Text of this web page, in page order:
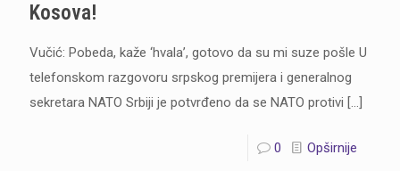
Kosova!
Vučić: Pobeda, kaže ‘hvala’, gotovo da su mi suze pošle U
telefonskom razgovoru srpskog premijera i generalnog
sekretara NATO Srbiji je potvrđeno da se NATO protivi […]
0 Opširnije